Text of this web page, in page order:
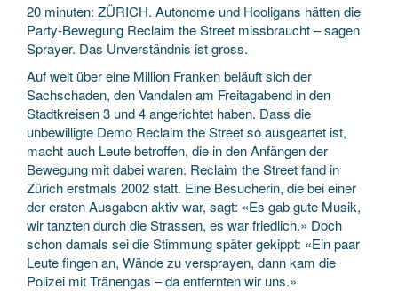
20 minuten: ZÜRICH. Autonome und Hooligans hätten die
Party-Bewegung Reclaim the Street missbraucht – sagen
Sprayer. Das Unverständnis ist gross.
Auf weit über eine Million Franken beläuft sich der
Sachschaden, den Vandalen am Freitagabend in den
Stadtkreisen 3 und 4 angerichtet haben. Dass die
unbewilligte Demo Reclaim the Street so ausgeartet ist,
macht auch Leute betroffen, die in den Anfängen der
Bewegung mit dabei waren. Reclaim the Street fand in
Zürich erstmals 2002 statt. Eine Besucherin, die bei einer
der ersten Ausgaben aktiv war, sagt: «Es gab gute Musik,
wir tanzten durch die Strassen, es war friedlich.» Doch
schon damals sei die Stimmung später gekippt: «Ein paar
Leute fingen an, Wände zu versprayen, dann kam die
Polizei mit Tränengas – da entfernten wir uns.»